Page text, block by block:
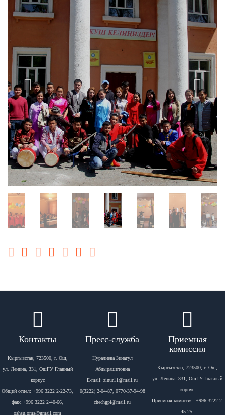
Контакты
Кыргызстан, 723500, г. Ош,
ул. Ленина, 331, ОшГУ Главный
корпус
Общий отдел: +996 3222 2-22-73,
факс +996 3222 2-40-66,
oshsu.oms@gmail.com
Пресс-служба
Нуралиева Зинагул
Абдырашитовна
Е-mail: zinur11@mail.ru
0(3222) 2-04-87, 0770-37-94-98
chechgpi@mail.ru
Приемная
комиссия
Кыргызстан, 723500, г. Ош,
ул. Ленина, 331, ОшГУ Главный
корпус
Приемная комиссия: +996 3222 2-
45-25,